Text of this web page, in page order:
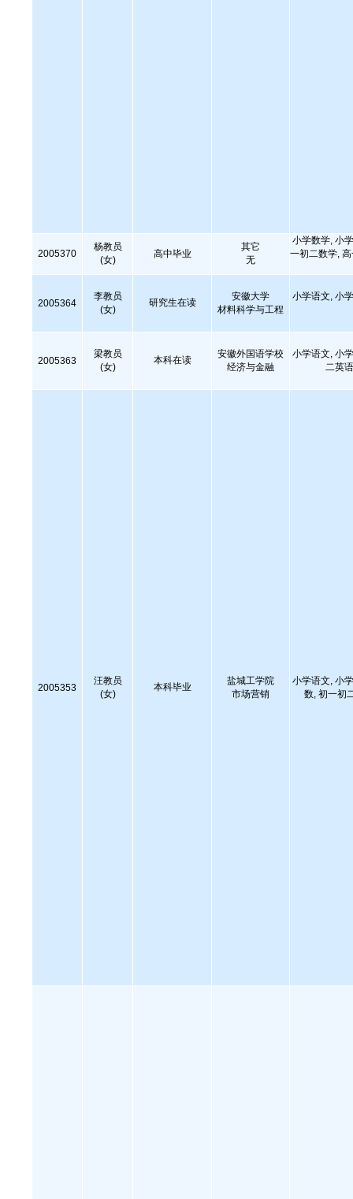
2005370
杨教员
(女)
高中毕业
其它
无
小学数学, 小
一初二数学,
2005364
李教员
(女)
研究生在读
安徽大学
材料科学与工程
小学语文, 小
2005363
梁教员
(女)
本科在读
安徽外国语学校
经济与金融
小学语文, 小
二英
2005353
汪教员
(女)
本科毕业
盐城工学院
市场营销
小学语文, 小
数, 初一初